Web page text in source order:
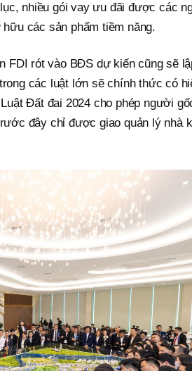
nhiều gói vay ưu đãi được các
các sản phẩm tiềm năng.
FDI rót vào BĐS dự kiến cũng sẽ
các luật lớn sẽ chính thức có
Đất đai 2024 cho phép người
đây chỉ được giao quản lý nhà